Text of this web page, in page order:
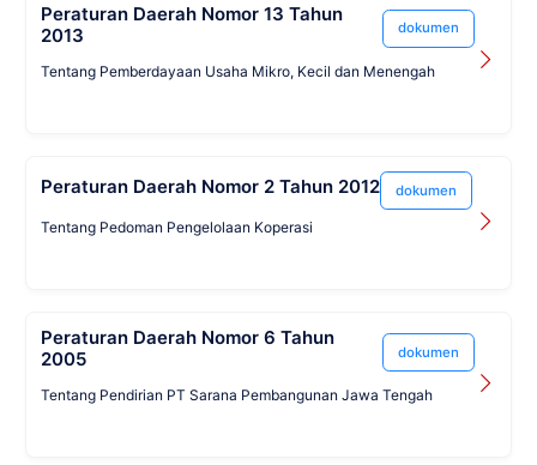
Peraturan Daerah Nomor 13 Tahun
2013
dokumen
Tentang Pemberdayaan Usaha Mikro, Kecil dan Menengah
Peraturan Daerah Nomor 2 Tahun 2012 dokumen
Tentang Pedoman Pengelolaan Koperasi
Peraturan Daerah Nomor 6 Tahun
2005
dokumen
Tentang Pendirian PT Sarana Pembangunan Jawa Tengah